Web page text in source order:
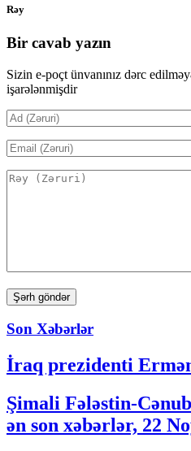
Rəy
Bir cavab yazın
Sizin e-poçt ünvanınız dərc
işarələnmişdir
Son Xəbərlər
İraq prezidenti
Şimali Fələstin-
ən son xəbərlər, 22